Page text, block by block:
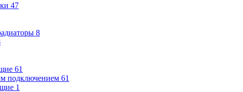
47
8
61
подключением 61
1